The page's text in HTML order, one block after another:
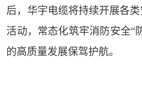
后，华宇电缆将持续开展各
活动， 常态化筑牢消防安全“
的高质量发展保驾护航。